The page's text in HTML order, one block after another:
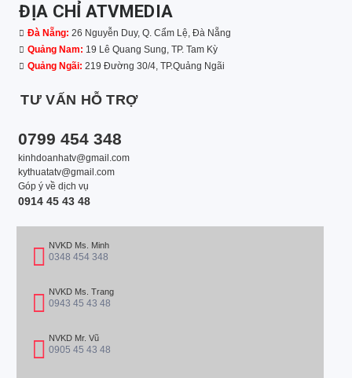
ĐỊA CHỈ ATVMEDIA
Đà Nẵng: 26 Nguyễn Duy, Q. Cẩm Lệ, Đà Nẵng
Quảng Nam: 19 Lê Quang Sung, TP. Tam Kỳ
Quảng Ngãi: 219 Đường 30/4, TP.Quảng Ngãi
TƯ VẤN HỖ TRỢ
0799 454 348
kinhdoanhatv@gmail.com
kythuatatv@gmail.com
Góp ý về dịch vụ
0914 45 43 48
NVKD Ms. Minh
0348 454 348
NVKD Ms. Trang
0943 45 43 48
NVKD Mr. Vũ
0905 45 43 48